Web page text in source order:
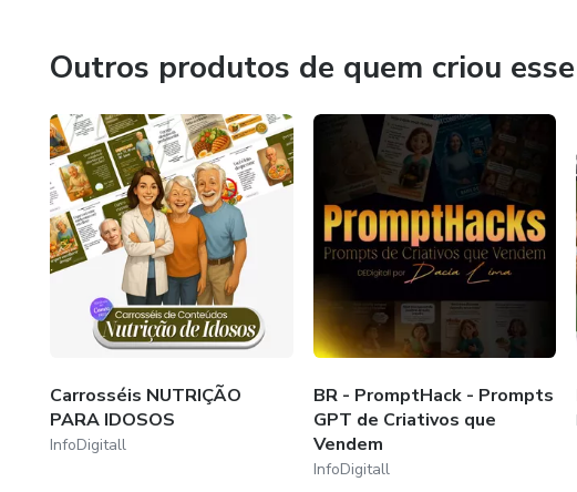
Outros produtos de quem criou
Carrosséis NUTRIÇÃO
PARA IDOSOS
InfoDigitall
BR - PromptHack - Prompts
GPT de Criativos que
Vendem
InfoDigitall